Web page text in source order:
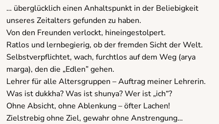
… überglücklich einen Anhaltspunkt in der Beliebigkeit
unseres Zeitalters gefunden zu haben.
Von den Freunden verlockt, hineingestolpert.
Ratlos und lernbegierig, ob der fremden Sicht der Welt.
Selbstverpflichtet, wach, furchtlos auf dem Weg (arya
marga), den die „Edlen” gehen.
Lehrer für alle Altersgruppen – Auftrag meiner Lehrerin.
Was ist dukkha? Was ist shunya? Wer ist „ich“?
Ohne Absicht, ohne Ablenkung – öfter Lachen!
Zielstrebig ohne Ziel, gewahr ohne Anstrengung…